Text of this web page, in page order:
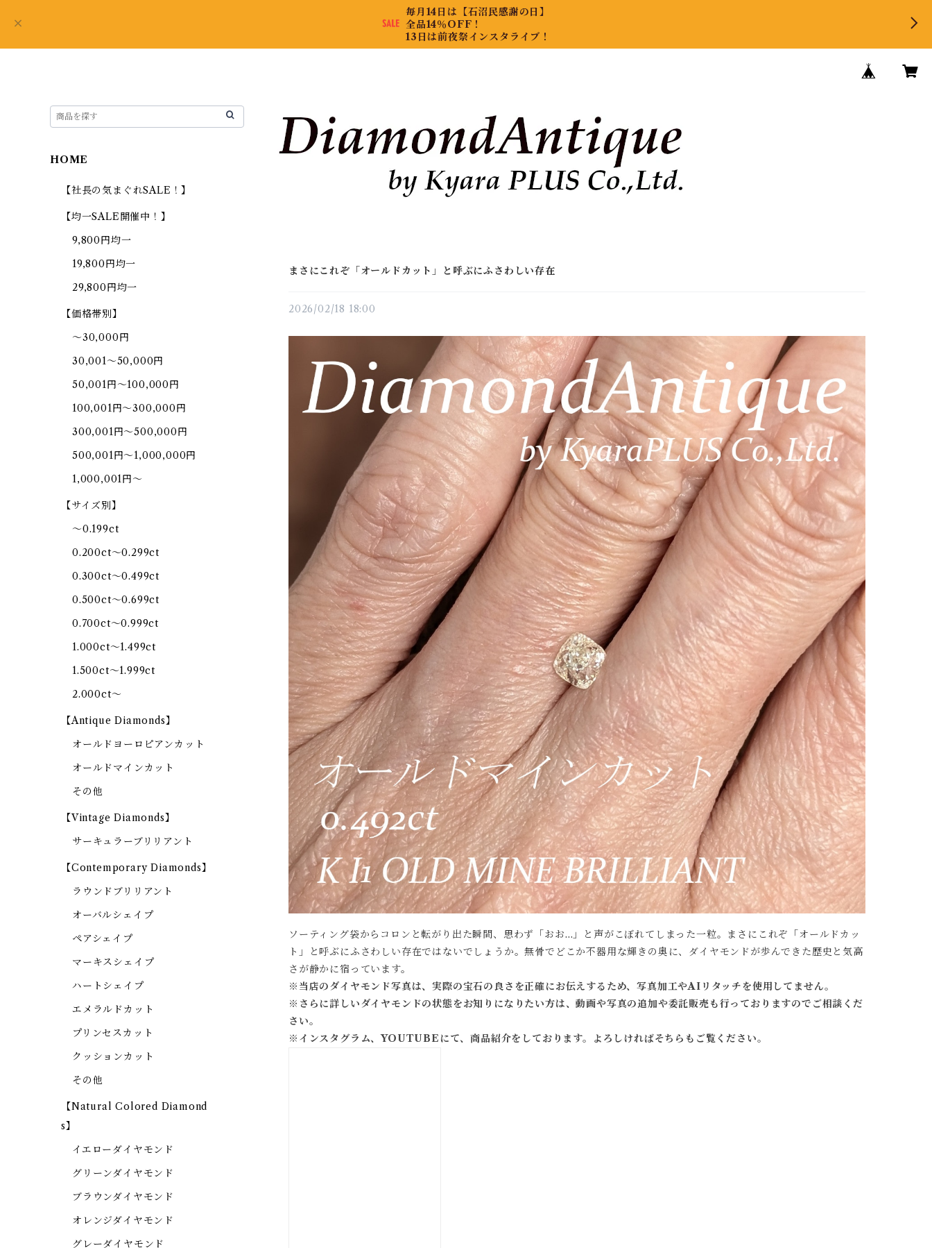
毎月14日は【石沼民感謝の日】
全品14％OFF！
13日は前夜祭インスタライブ！
まさにこれぞ「オールドカット」と呼ぶにふさわしい存在
2026/02/18 18:00
ソーティング袋からコロンと転がり出た瞬間、思わず「おお…」と声がこぼれてしまった一粒。まさにこれぞ「オールドカッ
ト」と呼ぶにふさわしい存在ではないでしょうか。無骨でどこか不器用な輝きの奥に、ダイヤモンドが歩んできた歴史と気高
さが静かに宿っています。
※当店のダイヤモンド写真は、実際の宝石の良さを正確にお伝えするため、写真加工やAIリタッチを使用してません。
※ さらに詳しいダイヤモンドの状態をお知りになりたい方は、動画や写真の追加や委託販売も行っておりますのでご相談くだ
さい。
※ インスタグラム、YOUTUBEにて、商品紹介をしております。よろしければそちらもご覧ください。
HOME
【社長の気まぐれSALE！】
【均一SALE開催中！】
9,800円均一
19,800円均一
29,800円均一
【価格帯別】
～30,000円
30,001～50,000円
50,001円～100,000円
100,001円～300,000円
300,001円～500,000円
500,001円～1,000,000円
1,000,001円～
【サイズ別】
～0.199ct
0.200ct～0.299ct
0.300ct～0.499ct
0.500ct～0.699ct
0.700ct～0.999ct
1.000ct～1.499ct
1.500ct～1.999ct
2.000ct～
【Antique Diamonds】
オールドヨーロピアンカット
オールドマインカット
その他
【Vintage Diamonds】
サーキュラーブリリアント
【Contemporary Diamonds】
ラウンドブリリアント
オーバルシェイプ
ペアシェイプ
マーキスシェイプ
ハートシェイプ
エメラルドカット
プリンセスカット
クッションカット
その他
【Natural Colored Diamond
s】
イエローダイヤモンド
グリーンダイヤモンド
ブラウンダイヤモンド
オレンジダイヤモンド
グレーダイヤモンド